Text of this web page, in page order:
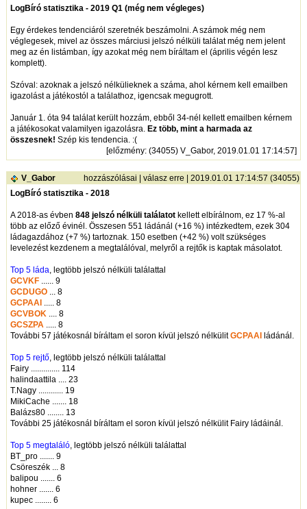
LogBíró statisztika - 2019 Q1 (még nem végleges)
Egy érdekes tendenciáról szeretnék beszámolni. A számok még nem
véglegesek, mivel az összes márciusi jelszó nélküli találat még nem jelent
meg az én listámban, így azokat még nem bíráltam el (április végén lesz
komplett).
Szóval: azoknak a jelszó nélkülieknek a száma, ahol kérnem kell emailben
igazolást a játékostól a találathoz, igencsak megugrott.
Január 1. óta 94 találat került hozzám, ebből 34-nél kellett emailben kérnem
a játékosokat valamilyen igazolásra. Ez több, mint a harmada az
összesnek! Szép kis tendencia. :(
[előzmény: (34055) V_Gabor, 2019.01.01 17:14:57]
V_Gabor hozzászólásai válasz erre | 2019.01.01 17:14:57 (34055)
LogBíró statisztika - 2018
A 2018-as évben 848 jelszó nélküli találatotkellett elbírálnom, ez 17 %-al
több az előző évinél. Összesen 551 ládánál (+16 %) intézkedtem, ezek 304
ládagazdához (+7 %) tartoznak. 150 esetben (+42 %) volt szükséges
levelezést kezdenem a megtalálóval, melyről a rejtők is kaptak másolatot.
Top 5 láda, legtöbb jelszó nélküli találattal
GCVKF...... 9
GCDUGO... 8
GCPAAI ..... 8
GCVBOK.... 8
GCSZPA..... 8
További 57 játékosnál bíráltam el soron kívül jelszó nélkülitGCPAAI ládánál.
Top 5 rejtő, legtöbb jelszó nélküli találattal
Fairy .............. 114
halindaattila .... 23
T.Nagy ............ 19
MikiCache ....... 18
Balázs80 ........ 13
További 25 játékosnál bíráltam el soron kívül jelszó nélkülit Fairy ládáinál.
Top 5 megtaláló, legtöbb jelszó nélküli találattal
BT_pro ....... 9
Csöreszék ... 8
balipou ....... 6
hohner ....... 6
kupec ........ 6